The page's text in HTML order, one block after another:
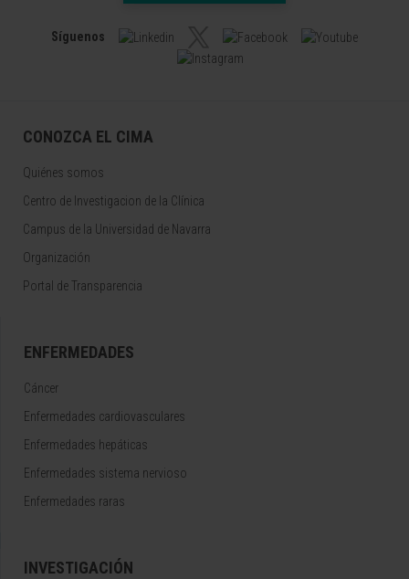
Síguenos
CONOZCA EL CIMA
Quiénes somos
Centro de Investigacion de la Clínica
Campus de la Universidad de Navarra
Organización
Portal de Transparencia
ENFERMEDADES
Cáncer
Enfermedades cardiovasculares
Enfermedades hepáticas
Enfermedades sistema nervioso
Enfermedades raras
INVESTIGACIÓN